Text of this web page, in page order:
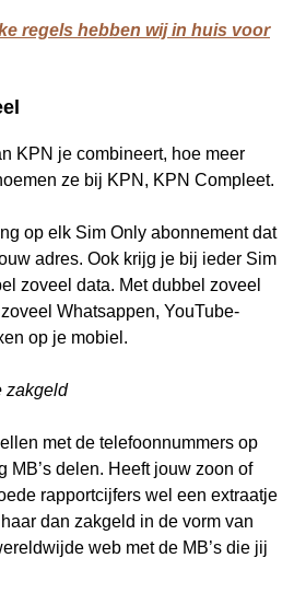
regels hebben wij in huis voor
KPN je combineert, hoe meer
ze bij KPN, KPN Compleet.
op elk Sim Only abonnement dat
adres. Ook krijg je bij ieder Sim
zoveel data. Met dubbel zoveel
Whatsappen, YouTube-
op je mobiel.
zakgeld
met de telefoonnummers op
MB’s delen. Heeft jouw zoon of
rapportcijfers wel een extraatje
dan zakgeld in de vorm van
web met de MB’s die jij